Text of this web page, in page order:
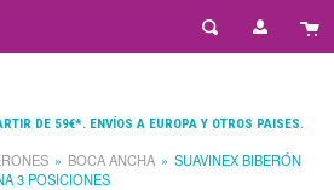
DE 59€*. ENVÍOS A EUROPA Y OTROS PAISES.
BOCA ANCHA
SUAVINEX BIBERÓN
3 POSICIONES